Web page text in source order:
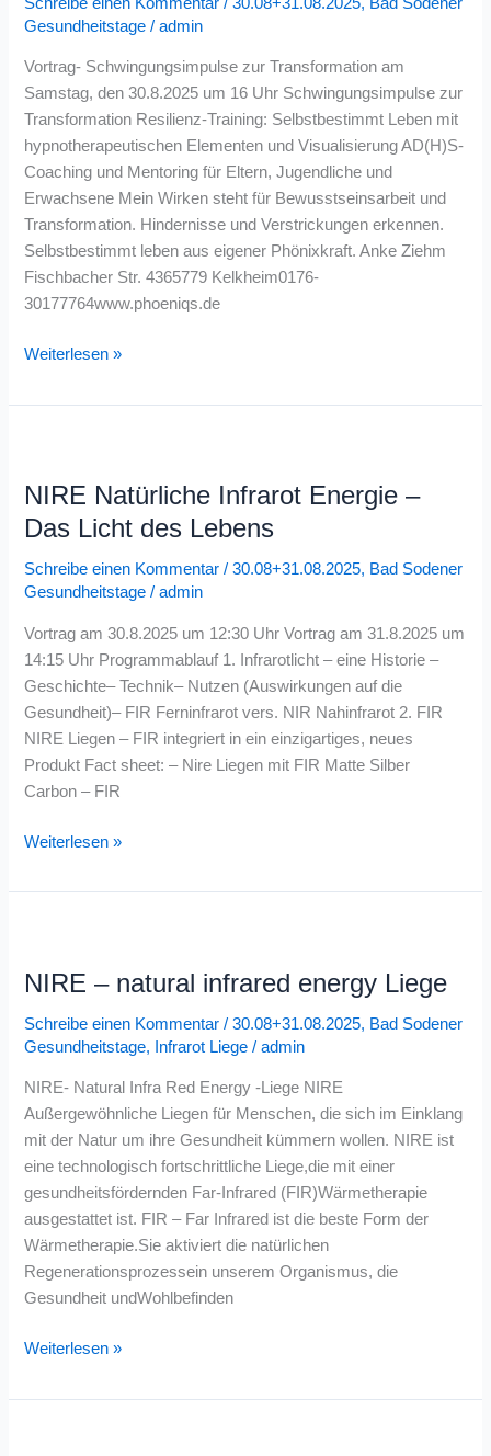
Gesundheitstage /admin
Vortrag- Schwingungsimpulse zur Transformation am
Samstag, den 30.8.2025 um 16 Uhr Schwingungsimpulse zur
Transformation Resilienz-Training: Selbstbestimmt Leben mit
hypnotherapeutischen Elementen und Visualisierung AD(H)S-
Coaching und Mentoring für Eltern, Jugendliche und
Erwachsene Mein Wirken steht für Bewusstseinsarbeit und
Transformation. Hindernisse und Verstrickungen erkennen.
Selbstbestimmt leben aus eigener Phönixkraft. Anke Ziehm
Fischbacher Str. 4365779 Kelkheim0176-
30177764www.phoeniqs.de
Schwingungsimpulse
Weiterlesen »
NIRE Natürliche Infrarot Energie –
Das Licht des Lebens
Schreibe einen Kommentar /30.08+31.08.2025, Bad Sodener
Gesundheitstage /admin
Vortrag am 30.8.2025 um 12:30 Uhr Vortrag am 31.8.2025 um
14:15 Uhr Programmablauf 1. Infrarotlicht – eine Historie –
Geschichte– Technik– Nutzen (Auswirkungen auf die
Gesundheit)– FIR Ferninfrarot vers. NIR Nahinfrarot 2. FIR
NIRE Liegen – FIR integriert in ein einzigartiges, neues
Produkt Fact sheet: – Nire Liegen mit FIR Matte Silber
Carbon – FIR
Infrarot
Energie
Das
Licht
des
Lebens
Weiterlesen »
NIRE – natural infrared energy Liege
Schreibe einen Kommentar /30.08+31.08.2025, Bad Sodener
Gesundheitstage, Infrarot Liege /admin
NIRE- Natural Infra Red Energy -Liege NIRE
Außergewöhnliche Liegen für Menschen, die sich im Einklang
mit der Natur um ihre Gesundheit kümmern wollen. NIRE ist
eine technologisch fortschrittliche Liege,die mit einer
gesundheitsfördernden Far-Infrared (FIR)Wärmetherapie
ausgestattet ist. FIR – Far Infrared ist die beste Form der
Wärmetherapie.Sie aktiviert die natürlichen
Regenerationsprozessein unserem Organismus, die
Gesundheit undWohlbefinden
natural
energy
Weiterlesen »